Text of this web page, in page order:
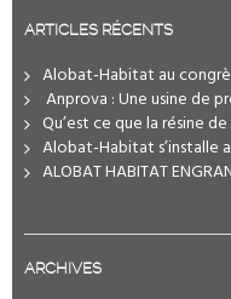
ARTICLES RÉCENTS
Alobat-Habitat au
Anprova : Une usine de
Qu’est ce que la résine
Alobat-Habitat s’installe
ALOBAT HABITAT
ARCHIVES